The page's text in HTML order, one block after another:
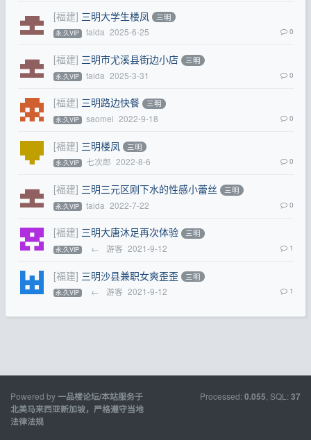
[福建] 三明大学生楼凤 三明
永.久VIP taida 2025-6-25 0
[福建] 三明市尤溪县街边小店 三明
永.久VIP taida 2025-3-31 0
[福建] 三明路边快餐 三明
永.久VIP saomei 2022-9-18 0
[福建] 三明楼凤 三明
永.久VIP 七次郎 2022-8-6 0
[福建] 三明三元区刚下水的性感小蕾丝 三明
永.久VIP taida 2022-7-22 0
[福建] 三明大唐沐足再次体验 三明
永.久VIP ← 游客 2021-9-12 1
[福建] 三明沙县兼职女爽歪歪 三明
永.久VIP ← 游客 2021-9-12 1
Powered by一品楼论坛/本站服务于
北美马来西亚新加坡，严格遵守当地
法律法规
Processed: 0.055 , SQL: 37